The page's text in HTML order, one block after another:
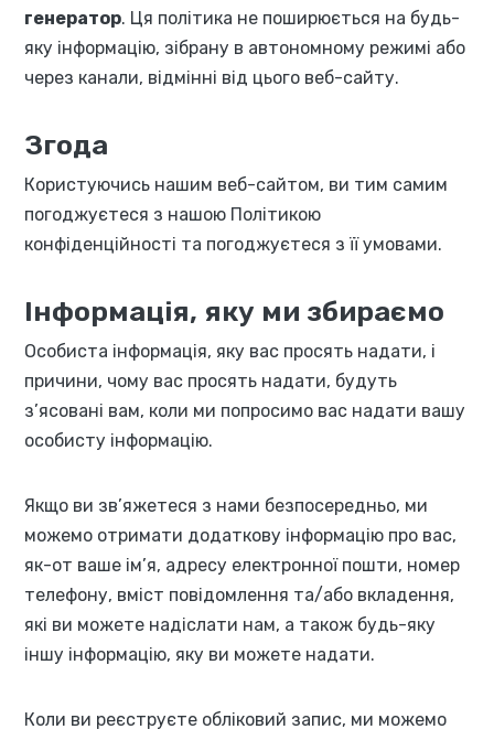
генератор. Ця політика не поширюється на будь-
яку інформацію, зібрану в автономному режимі або
через канали, відмінні від цього веб-сайту.
Згода
Користуючись нашим веб-сайтом, ви тим самим
погоджуєтеся з нашою Політикою
конфіденційності та погоджуєтеся з її умовами.
Інформація, яку ми збираємо
Особиста інформація, яку вас просять надати, і
причини, чому вас просять надати, будуть
з’ясовані вам, коли ми попросимо вас надати вашу
особисту інформацію.
Якщо ви зв’яжетеся з нами безпосередньо, ми
можемо отримати додаткову інформацію про вас,
як-от ваше ім’я, адресу електронної пошти, номер
телефону, вміст повідомлення та/або вкладення,
які ви можете надіслати нам, а також будь-яку
іншу інформацію, яку ви можете надати.
Коли ви реєструєте обліковий запис, ми можемо